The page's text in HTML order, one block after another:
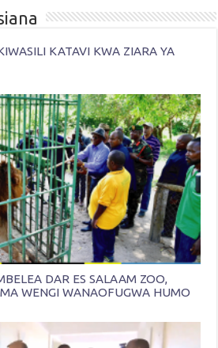
KATAVI KWA ZIARA YA
DAR ES SALAAM ZOO,
WENGI WANAOFUGWA HUMO